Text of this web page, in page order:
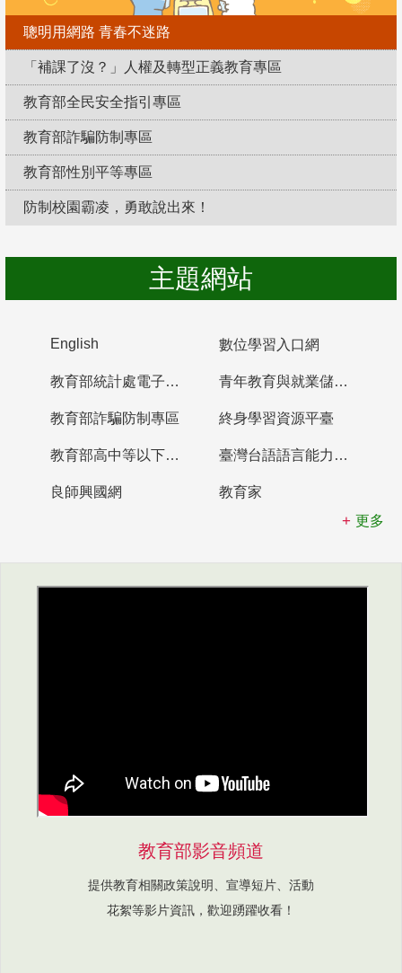
聰明用網路 青春不迷路
「補課了沒？」人權及轉型正義教育專區
教育部全民安全指引專區
教育部詐騙防制專區
教育部性別平等專區
防制校園霸凌，勇敢說出來！
主題網站
English 數位學習入口網
教育部統計處電子書櫃 青年教育與就業儲蓄帳戶
教育部詐騙防制專區 終身學習資源平臺
教育部高中等以下學校及幼兒園教師資格檢定考試 臺灣台語語言能力認證網站
良師興國網
教育家
更多
教育部影音頻道
提供教育相關政策說明、宣導短片、活動
花絮等影片資訊，歡迎踴躍收看！